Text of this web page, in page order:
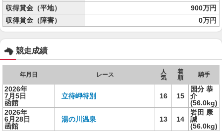
収得賞金（平地）
900万円
収得賞金（障害）
0万円
競走成績
年月日 レース
人
気
着
順
騎手
2026年
7月5日
函館
立待岬特別 16 15
国分 恭
介
(56.0kg)
2026年
6月28日
函館
湯の川温泉 13 14
岩田 康
誠
(56.0kg)